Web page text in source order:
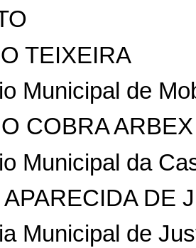
TEIXEIRA
Municipal de
COBRA ARBEX
Municipal da
DE
Municipal de